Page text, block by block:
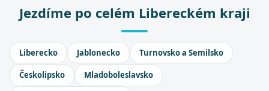
Jezdíme po celém Libereckém kraji
Liberecko Jablonecko Turnovsko a Semilsko
Českolipsko Mladoboleslavsko